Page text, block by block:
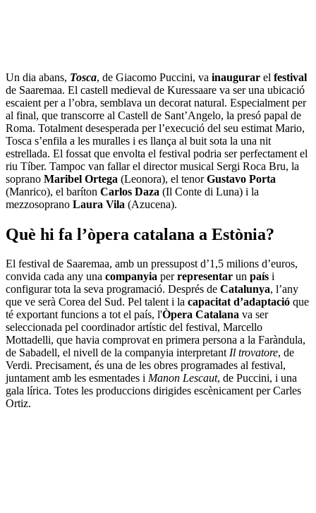
Un dia abans, Tosca, de Giacomo Puccini, va inaugurar el festival
de Saaremaa. El castell medieval de Kuressaare va ser una ubicació
escaient per a l’obra, semblava un decorat natural. Especialment per
al final, que transcorre al Castell de Sant’Angelo, la presó papal de
Roma. Totalment desesperada per l’execució del seu estimat Mario,
Tosca s’enfila a les muralles i es llança al buit sota la una nit
estrellada. El fossat que envolta el festival podria ser perfectament el
riu Tíber. Tampoc van fallar el director musical Sergi Roca Bru, la
soprano Maribel Ortega (Leonora), el tenorGustavo Porta
(Manrico), el baríton Carlos Daza (Il Conte di Luna) i la
mezzosoprano Laura Vila (Azucena).
Què hi fa l’òpera catalana a Estònia?
El festival de Saaremaa, amb un pressupost d’1,5 milions d’euros,
convida cada any una companyia perrepresentar un país i
configurar tota la seva programació. Després de Catalunya, l’any
que ve serà Corea del Sud. Pel talent i la capacitat d’adaptació que
té exportant funcions a tot el país, l'Òpera Catalana va ser
seleccionada pel coordinador artístic del festival, Marcello
Mottadelli, que havia comprovat en primera persona a la Faràndula,
de Sabadell, el nivell de la companyia interpretantIl trovatore, de
Verdi. Precisament, és una de les obres programades al festival,
juntament amb les esmentades i Manon Lescaut, de Puccini, i una
gala lírica. Totes les produccions dirigides escènicament per Carles
Ortiz.